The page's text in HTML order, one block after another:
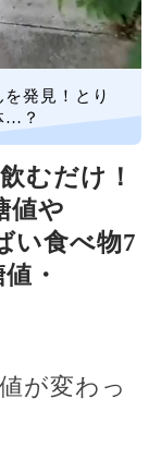
発見！とり
…？
むだけ！
値や
い食べ物7
・
が変わっ